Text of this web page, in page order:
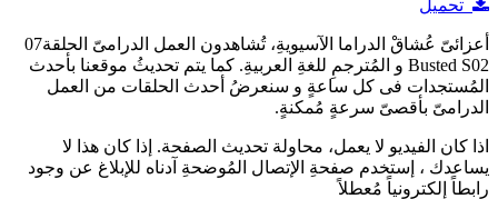
تحميل
أعزائىّ عُشاقْ الدراما الآسيويةِ، تُشاهدون العمل الدرامىّ الحلقة07
Busted S02 و المُترجمِ للغةِ العربيةِ. كما يتم تحديثُ موقعنا بأحدث
المُستجدات فى كل ساعةٍ و سنعرضُ أحدث الحلقات من العمل
الدرامىّ بأقصىّ سرعةٍ مُمكنةٍ.
اذا كان الفيديو لا يعمل، محاولة تحديث الصفحة. إذا كان هذا لا
يساعدك ، إستخدم صفحةِ الإتصال المُوضحةِ آدناه للإبلاغ عن وجود
رابطاً إلكترونياً مُعطلاً